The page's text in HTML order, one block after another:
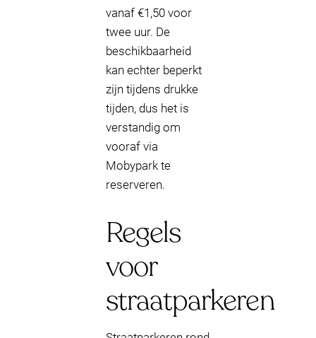
vanaf €1,50 voor
twee uur. De
beschikbaarheid
kan echter beperkt
zijn tijdens drukke
tijden, dus het is
verstandig om
vooraf via
Mobypark te
reserveren.
Regels
voor
straatparkeren